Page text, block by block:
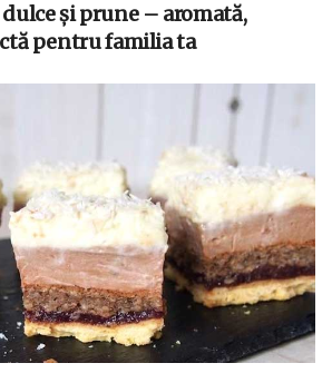
și prune – aromată,
pentru familia ta